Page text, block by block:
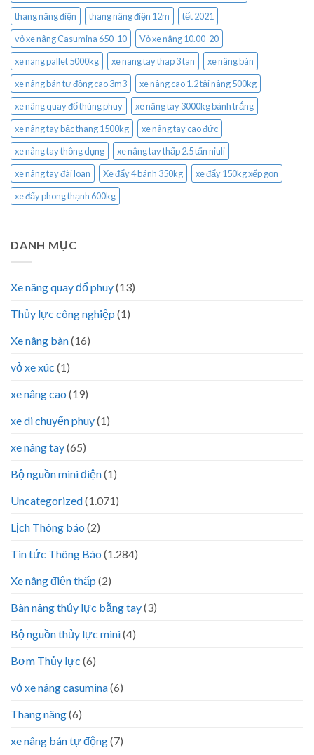
thang nâng điện
thang nâng điện 12m
tết 2021
vỏ xe nâng Casumina 650-10
Vỏ xe nâng 10.00-20
xe nang pallet 5000kg
xe nang tay thap 3 tan
xe nâng bàn
xe nâng bán tự động cao 3m3
xe nâng cao 1.2 tải nâng 500kg
xe nâng quay đổ thùng phuy
xe nâng tay 3000kg bánh trắng
xe nâng tay bậc thang 1500kg
xe nâng tay cao đức
xe nâng tay thông dụng
xe nâng tay thấp 2.5 tấn niuli
xe nâng tay đài loan
Xe đẩy 4 bánh 350kg
xe đẩy 150kg xếp gọn
xe đẩy phong thạnh 600kg
DANH MỤC
Xe nâng quay đổ phuy(13)
Thủy lực công nghiệp (1)
Xe nâng bàn(16)
vỏ xe xúc (1)
xe nâng cao (19)
xe di chuyển phuy(1)
xe nâng tay(65)
Bộ nguồn mini điện(1)
Uncategorized(1.071)
Lịch Thông báo (2)
Tin tức Thông Báo (1.284)
Xe nâng điện thấp (2)
Bàn nâng thủy lực bằng tay(3)
Bộ nguồn thủy lực mini(4)
Bơm Thủy lực (6)
vỏ xe nâng casumina(6)
Thang nâng(6)
xe nâng bán tự động(7)